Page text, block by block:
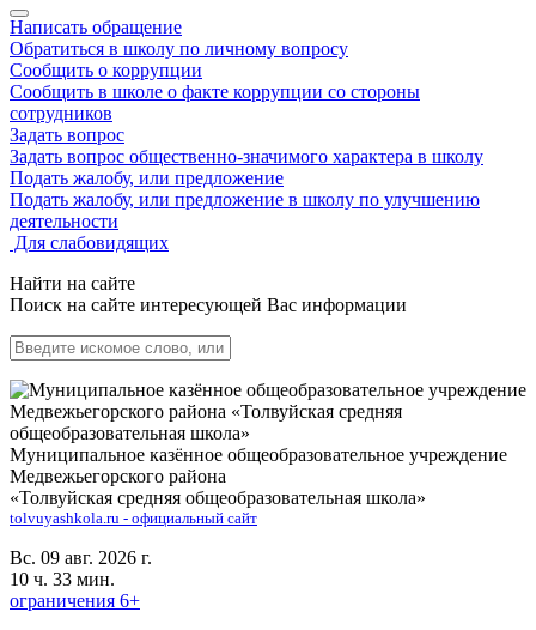
Написать обращение
Обратиться в школу по личному вопросу
Сообщить о коррупции
Сообщить в школе о факте коррупции со стороны
сотрудников
Задать вопрос
Задать вопрос общественно-значимого характера в школу
Подать жалобу, или предложение
Подать жалобу, или предложение в школу по улучшению
деятельности
Для слабовидящих
Найти на сайте
Поиск на сайте интересующей Вас информации
Муниципальное казённое общеобразовательное учреждение
Медвежьегорского района
«Толвуйская средняя общеобразовательная школа»
tolvuyashkola.ru - официальный сайт
Вс. 09 авг. 2026 г.
10 ч. 33 мин.
ограничения 6+